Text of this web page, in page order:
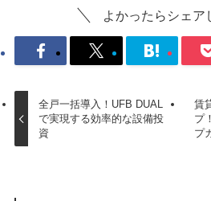
よかったらシェア
全戸一括導入！UFB DUAL
で実現する効率的な設備投
資
賃
プ
プ